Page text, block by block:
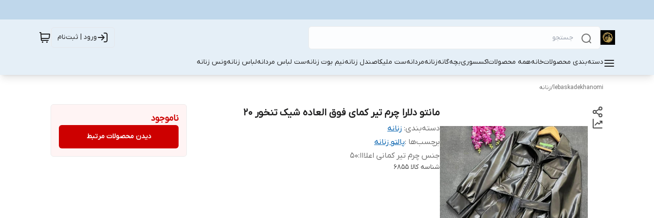
ورود | ثبت‌نام
دسته‌بندی محصولاتخانههمه محصولاتاکسسوریبچه‌گانهزنانهمردانهست ملیکاصندل زنانهنیم بوت زنانهست لباس مردانهلباس زنانهونس زنانه
lebaskadekhanomi
/زنانه
مانتو دلارا چرم تیر کمای فوق العاده شیک تنخور ۲۰
دسته‌بندی: زنانه
برچسب‌ها :پالتو زنانه
جنس چرم تیر کمانی اعلااا:۵۰
شناسه کالا ۶۸۵۵
ناموجود
دیدن محصولات مرتبط